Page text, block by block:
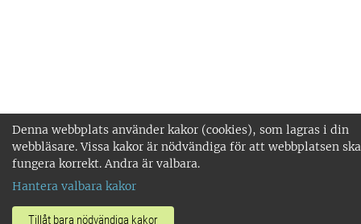
Denna webbplats använder kakor (cookies), som lagras i din
webbläsare. Vissa kakor är nödvändiga för att webbplatsen ska
fungera korrekt. Andra är valbara.
Hantera valbara kakor
Tillåt bara nödvändiga kakor